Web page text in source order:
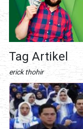
Tag Artikel
erick thohir